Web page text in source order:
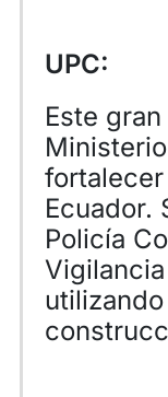
UPC:
Este
Ecuador.
Policía